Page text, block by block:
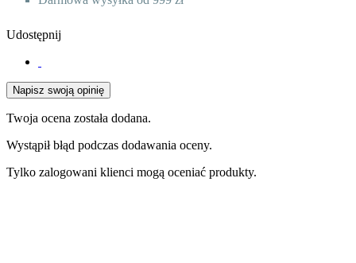
Udostępnij
Napisz swoją opinię
Twoja ocena została dodana.
Wystąpił błąd podczas dodawania oceny.
Tylko zalogowani klienci mogą oceniać produkty.